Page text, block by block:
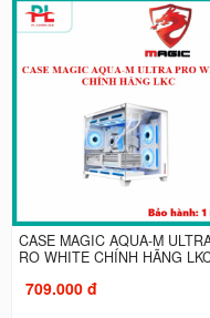
CASE MAGIC AQUA-M
RO WHITE CHÍNH HÃNG
709.000 đ